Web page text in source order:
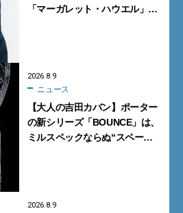
「マーガレット・ハウエル」と
2026.8.9
ニュース
【大人の吉田カバン】ポーター
の新シリーズ「BOUNCE」は、
ミルスペックならぬ“スペース
2026.8.9